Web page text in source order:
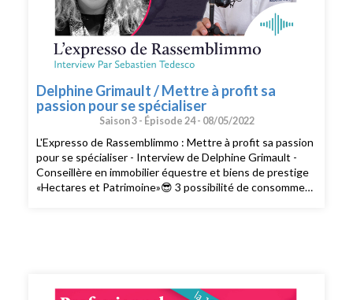
Delphine Grimault / Mettre à profit sa
passion pour se spécialiser
Saison 3 - Épisode 24 - 08/05/2022
L'Expresso de Rassemblimmo : Mettre à profit sa passion
pour se spécialiser - Interview de Delphine Grimault -
Conseillère en immobilier équestre et biens de prestige
«Hectares et Patrimoine»😎 3 possibilité de consommer
d'écoute favorite ! Que demander de plus !? Ah si !!